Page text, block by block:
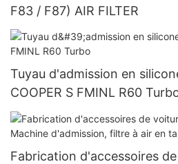
F83 / F87) AIR FILTER
Tuyau d'admission en
COOPER S FMINL R60
Fabrication d'accessoires